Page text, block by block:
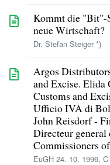
Kommt die "Bit"-
neue Wirtschaft?
Dr. Stefan Steiger *)
Argos
and Excise.
Customs and
Ufficio IVA di
John Reisdorf -
Directeur general
Commissioners
EuGH 24. 10. 1996,